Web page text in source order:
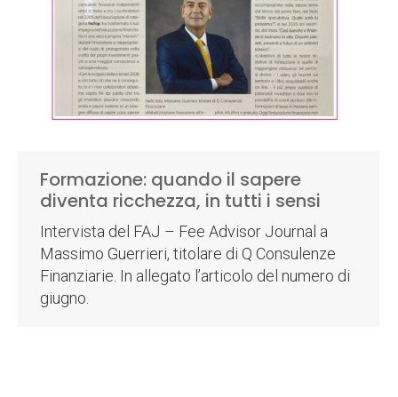
Formazione: quando il sapere
diventa ricchezza, in tutti i sensi
Intervista del FAJ – Fee Advisor Journal a
Massimo Guerrieri, titolare di Q Consulenze
Finanziarie. In allegato l’articolo del numero di
giugno.